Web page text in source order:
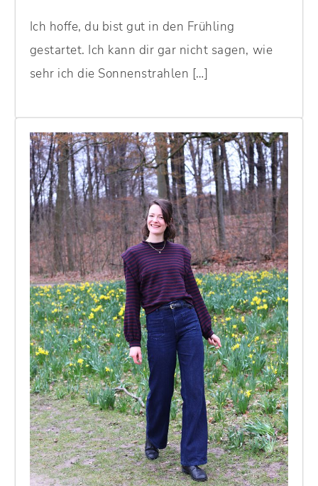
Ich hoffe, du bist gut in den Frühling
gestartet. Ich kann dir gar nicht sagen, wie
sehr ich die Sonnenstrahlen […]